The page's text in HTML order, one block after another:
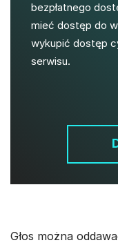
bezpłatnego
mieć dostęp do
wykupić dostęp
serwisu.
Głos można